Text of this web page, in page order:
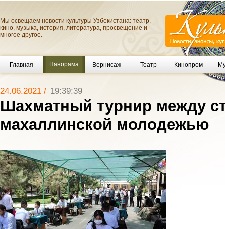
Мы освещаем новости культуры Узбекистана: театр,
кино, музыка, история, литература, просвещение и
многое другое.
Главная Панорама Вернисаж Театр Кинопром
24.06.2021 / 19:39:39
Шахматный турнир между
махаллинской молодежью